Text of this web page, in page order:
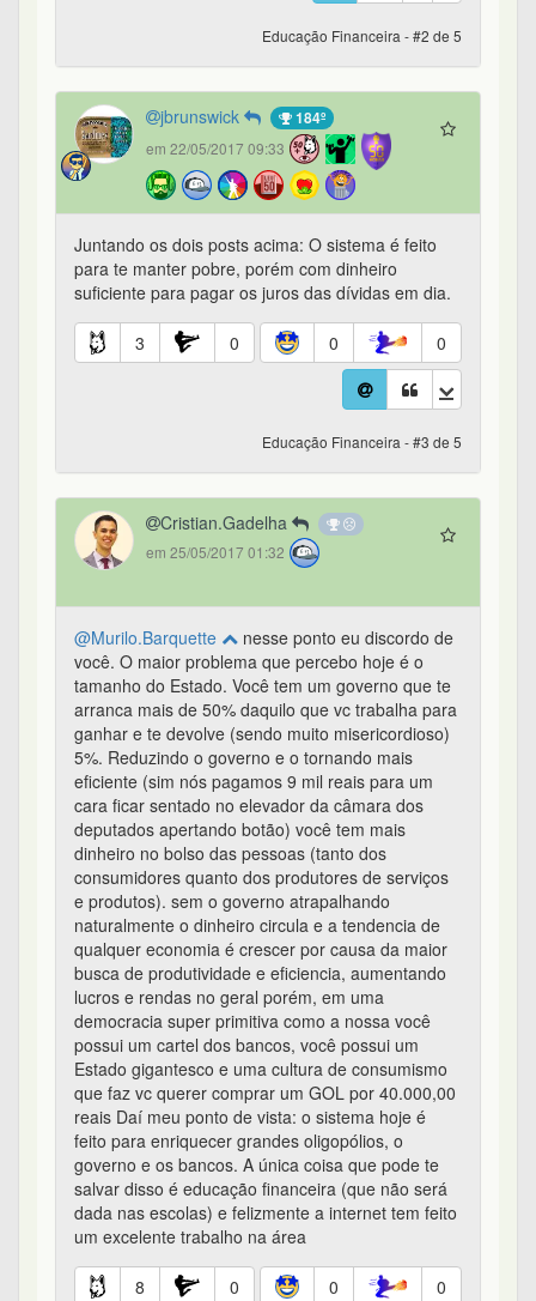
Educação Financeira - #2 de 5
jbrunswick 184º
em 22/05/2017 09:33
Juntando os dois posts acima: O sistema é feito
para te manter pobre, porém com dinheiro
suficiente para pagar os juros das dívidas em dia.
3 0 0 0
Educação Financeira - #3 de 5
Cristian.Gadelha
em 25/05/2017 01:32
@Murilo.Barquette
nesse ponto eu discordo de
você. O maior problema que percebo hoje é o
tamanho do Estado. Você tem um governo que te
arranca mais de 50% daquilo que vc trabalha para
ganhar e te devolve (sendo muito misericordioso)
5%. Reduzindo o governo e o tornando mais
eficiente (sim nós pagamos 9 mil reais para um
cara ficar sentado no elevador da câmara dos
deputados apertando botão) você tem mais
dinheiro no bolso das pessoas (tanto dos
consumidores quanto dos produtores de serviços
e produtos). sem o governo atrapalhando
naturalmente o dinheiro circula e a tendencia de
qualquer economia é crescer por causa da maior
busca de produtividade e eficiencia, aumentando
lucros e rendas no geral porém, em uma
democracia super primitiva como a nossa você
possui um cartel dos bancos, você possui um
Estado gigantesco e uma cultura de consumismo
que faz vc querer comprar um GOL por 40.000,00
reais Daí meu ponto de vista: o sistema hoje é
feito para enriquecer grandes oligopólios, o
governo e os bancos. A única coisa que pode te
salvar disso é educação financeira (que não será
dada nas escolas) e felizmente a internet tem feito
um excelente trabalho na área
8 0 0 0